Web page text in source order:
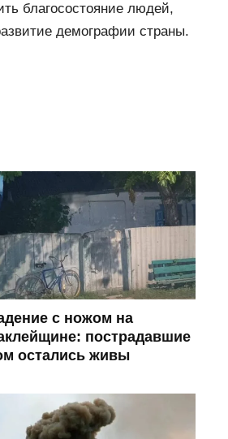
благосостояние людей,
демографии страны.
с ножом на
пострадавшие
остались живы